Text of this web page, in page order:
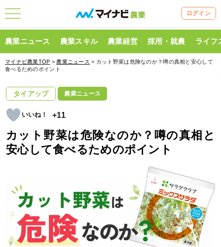
ログイン
農業ニュース 農業スキル 農業経営 採用・就農 ライフ
マイナビ農業TOP > 農業ニュース > カット野菜は危険なのか？噂の真相と安心して
食べるためのポイント
タイアップ 農業ニュース
+11
カット野菜は危険なのか？噂の真相と
安心して食べるためのポイント